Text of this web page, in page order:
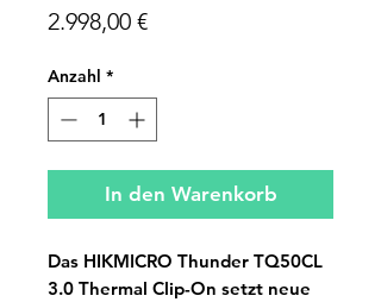
2.998,00 €Preis
Anzahl *
In den Warenkorb
Das HIKMICRO Thunder TQ50CL
3.0 Thermal Clip-On setzt neue